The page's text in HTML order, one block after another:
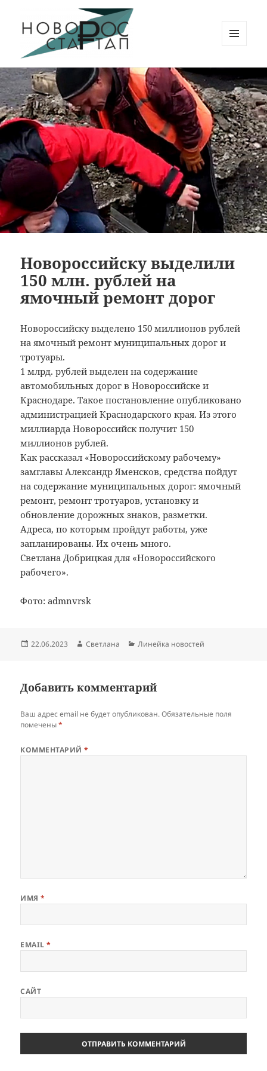
Новорос Стартап
ВИДЖЕТЫ
Новороссийску выделили
150 млн. рублей на
ямочный ремонт дорог
Новороссийску выделено 150 миллионов рублей
на ямочный ремонт муниципальных дорог и
тротуары.
1 млрд. рублей выделен на содержание
автомобильных дорог в Новороссийске и
Краснодаре. Такое постановление опубликовано
администрацией Краснодарского края. Из этого
миллиарда Новороссийск получит 150
миллионов рублей.
Как рассказал «Новороссийскому рабочему»
замглавы Александр Яменсков, средства пойдут
на содержание муниципальных дорог: ямочный
ремонт, ремонт тротуаров, установку и
обновление дорожных знаков, разметки.
Адреса, по которым пройдут работы, уже
запланированы. Их очень много.
Светлана Добрицкая для «Новороссийского
рабочего».
Фото: admnvrsk
Опубликовано
22.06.2023 Автор
Светлана Рубрики
Линейка новостей
Добавить комментарий
Ваш адрес email не будет опубликован. Обязательные поля
помечены*
КОММЕНТАРИЙ*
ИМЯ*
EMAIL*
САЙТ